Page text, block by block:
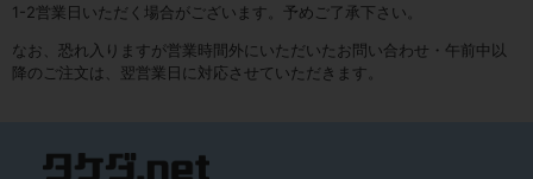
1-2営業日いただく場合がございます。予めご了承下さい。
なお、恐れ入りますが営業時間外にいただいたお問い合わせ・午前中以
降のご注文は、翌営業日に対応させていただきます。